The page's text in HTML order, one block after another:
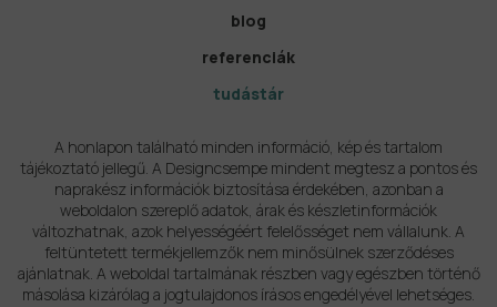
blog
referenciák
tudástár
A honlapon található minden információ, kép és tartalom
tájékoztató jellegű. A Designcsempe mindent megtesz a pontos és
naprakész információk biztosítása érdekében, azonban a
weboldalon szereplő adatok, árak és készletinformációk
változhatnak, azok helyességéért felelősséget nem vállalunk. A
feltüntetett termékjellemzők nem minősülnek szerződéses
ajánlatnak. A weboldal tartalmának részben vagy egészben történő
másolása kizárólag a jogtulajdonos írásos engedélyével lehetséges.